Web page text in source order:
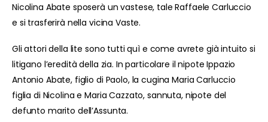
Nicolina Abate sposerà un vastese, tale Raffaele Carluccio
e si trasferirà nella vicina Vaste.
Gli attori della lite sono tutti quì e come avrete già intuito si
litigano l’eredità della zia. In particolare il nipote Ippazio
Antonio Abate, figlio di Paolo, la cugina Maria Carluccio
figlia di Nicolina e Maria Cazzato, sannuta, nipote del
defunto marito dell’Assunta.